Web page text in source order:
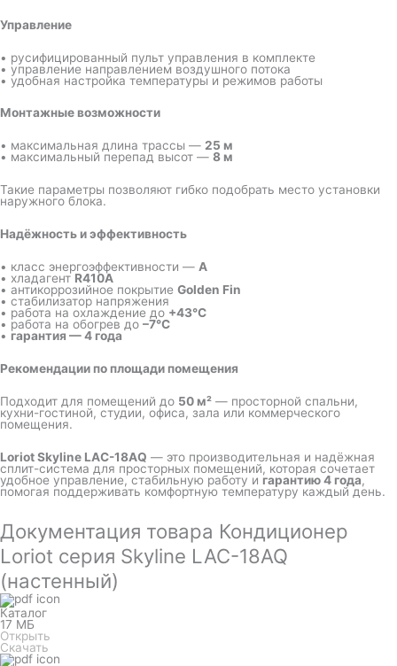
Управление
• русифицированный пульт управления в комплекте
• управление направлением воздушного потока
• удобная настройка температуры и режимов работы
Монтажные возможности
• максимальная длина трассы — 25 м
• максимальный перепад высот — 8 м
Такие параметры позволяют гибко подобрать место установки
наружного блока.
Надёжность и эффективность
• класс энергоэффективности — A
• хладагент R410A
• антикоррозийное покрытие Golden Fin
• стабилизатор напряжения
• работа на охлаждение до +43°C
• работа на обогрев до –7°C
• гарантия — 4 года
Рекомендации по площади помещения
Подходит для помещений до 50 м² — просторной спальни,
кухни-гостиной, студии, офиса, зала или коммерческого
помещения.
Loriot Skyline LAC-18AQ — это производительная и надёжная
сплит-система для просторных помещений, которая сочетает
удобное управление, стабильную работу и гарантию 4 года,
помогая поддерживать комфортную температуру каждый день.
Документация товара Кондиционер
Loriot серия Skyline LAC-18AQ
(настенный)
Каталог
17 МБ
Открыть
Скачать